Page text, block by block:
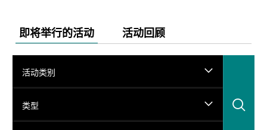
即将举行的活动 活动回顾
活动类别
类型